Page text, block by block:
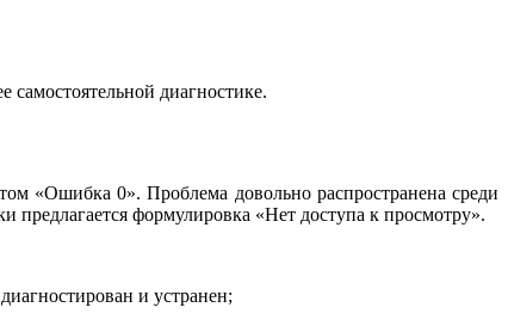
диагностике.
«Ошибка 0». Проблема довольно распространена среди
предлагается формулировка «Нет доступа к просмотру».
и устранен;